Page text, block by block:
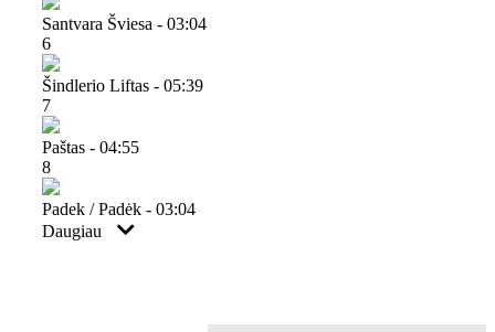
Santvara Šviesa - 03:04
6
Šindlerio Liftas - 05:39
7
Paštas - 04:55
8
Padek / Padėk - 03:04
Daugiau